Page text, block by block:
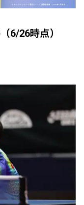
6/26時点）